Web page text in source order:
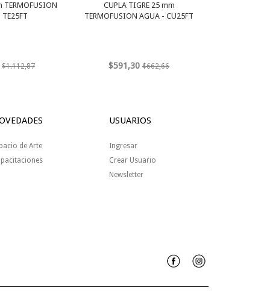
TERMOFUSION
$1.112,87
CUPLA TIGRE 25 mm
TERMOFUSION AGUA - CU25FT
$591,30 $662,66
de Arte
USUARIOS
Ingresar
Crear Usuario
Newsletter